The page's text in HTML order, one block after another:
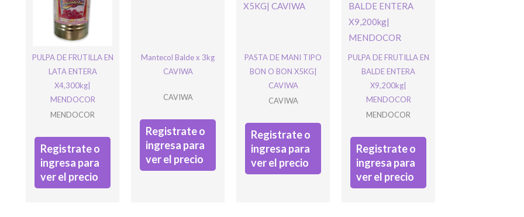
PULPA DE FRUTILLA EN
LATA ENTERA
X4,300kg|
MENDOCOR
MENDOCOR
Registrate o
ingresa para
ver el precio
Mantecol Balde x 3kg
CAVIWA
CAVIWA
Registrate o
ingresa para
ver el precio
PASTA DE MANI TIPO
BON O BON X5KG|
CAVIWA
CAVIWA
Registrate o
ingresa para
ver el precio
PULPA DE FRUTILLA EN
BALDE ENTERA
X9,200kg|
MENDOCOR
MENDOCOR
Registrate o
ingresa para
ver el precio
Ingresar